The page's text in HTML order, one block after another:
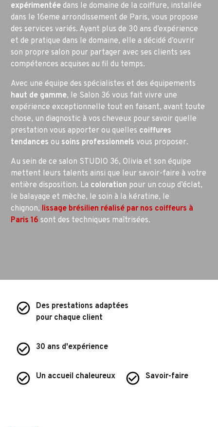
expérimentée dans le domaine de la coiffure, installée
dans le 16eme arrondissement de Paris, vous propose
des services variés. Ayant plus de 30 ans d’expérience
et de pratique dans le domaine, elle a décidé d’ouvrir
son propre salon pour partager avec ses clients ses
compétences acquises au fil du temps.
Avec une équipe des spécialistes et des équipements
haut de gamme, le Salon 36 vous fait vivre une
expérience exceptionnelle tout en faisant, avant toute
chose, un diagnostic à vos cheveux pour savoir quelle
prestation vous apporter ou quelles coiffures
tendances ou soins professionnels vous proposer.
Au sein de ce salon STUDIO 36, Olivia et son équipe
mettent leurs talents ainsi que leur savoir-faire à votre
entière disposition. La coloration pour un coup d’éclat,
le balayage et mèche, le soin à la kératine, le
chignon, lissage brésilien réalisé par nos coiffeurs à
Paris 16 sont des techniques maîtrisées.
check_circle_outline
Des prestations adaptées
pour chaque client
check_circle_outline 30 ans d'expérience
check_circle_outline Un accueil chaleureux check_circle_outline Savoir-faire